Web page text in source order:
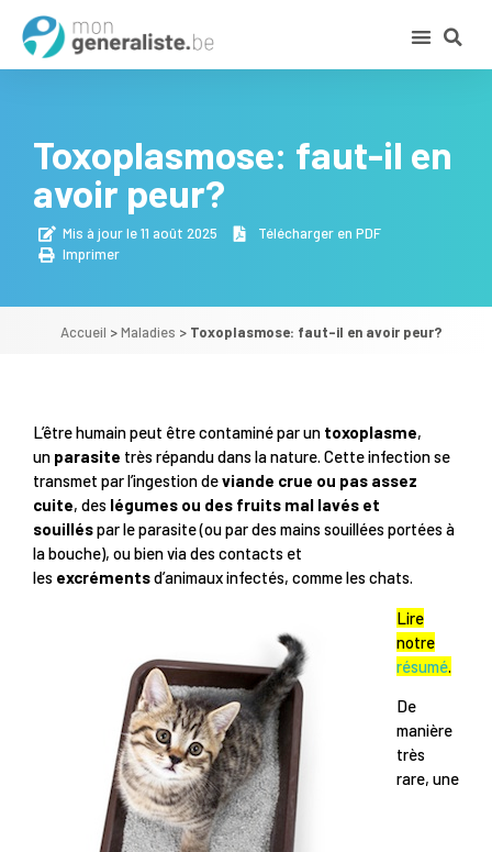
Toxoplasmose: faut-il en
avoir peur?
Mis à jour le 11 août 2025
Télécharger en PDF
Imprimer
Accueil >Maladies > Toxoplasmose: faut-il en avoir peur?
L’être humain peut être contaminé par un toxoplasme,
un parasite très répandu dans la nature. Cette infection se
transmet par l’ingestion deviande crue ou pas assez
cuite, des légumes ou des fruits mal lavés et
souilléspar le parasite (ou par des mains souillées portées à
la bouche), ou bien via des contacts et
les excrémentsd’animaux infectés, comme les chats.
Lire
notre
résumé.
De
manière
très
rare, une